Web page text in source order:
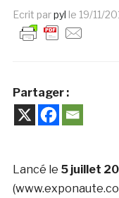
Ecrit parpyl le 19/11/
Partager :
Lancé le 5 juillet